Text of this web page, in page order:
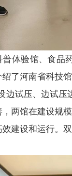
验馆、食品
了河南省科技
边试压、边试
两馆在建设规
建设和运行。